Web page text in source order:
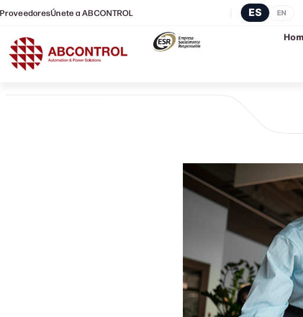
ProveedoresÚnete a ABCONTROL ES EN